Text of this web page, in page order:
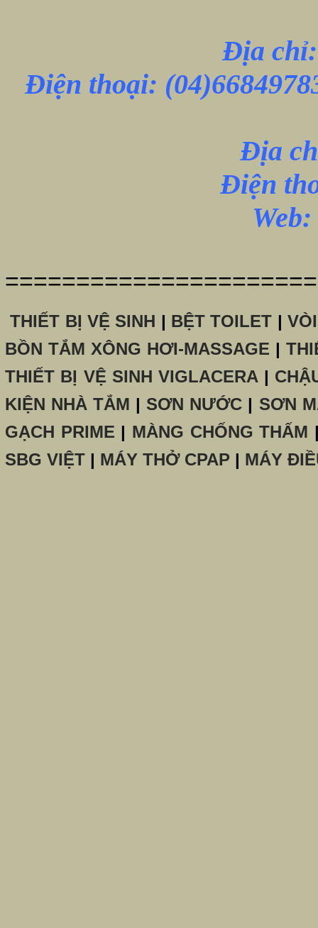
Địa
Điện thoại:
Địa
Điện
THIẾT BỊ VỆ SINH | BỆT TOILET |
BỒN TẮM XÔNG HƠI-MASSAGE |
THIẾT BỊ VỆ SINH VIGLACERA|
KIỆN NHÀ TẮM | SƠN NƯỚC | SƠN
GẠCH PRIME | MÀNG CHỐNG THẤM
SBG VIỆT | MÁY THỞ CPAP | MÁY